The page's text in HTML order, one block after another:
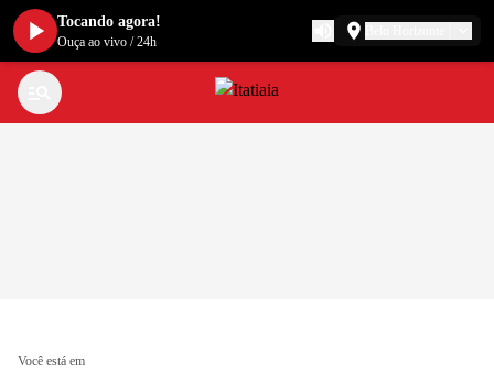
Você está em
Tocando agora!
Ouça ao vivo /24h